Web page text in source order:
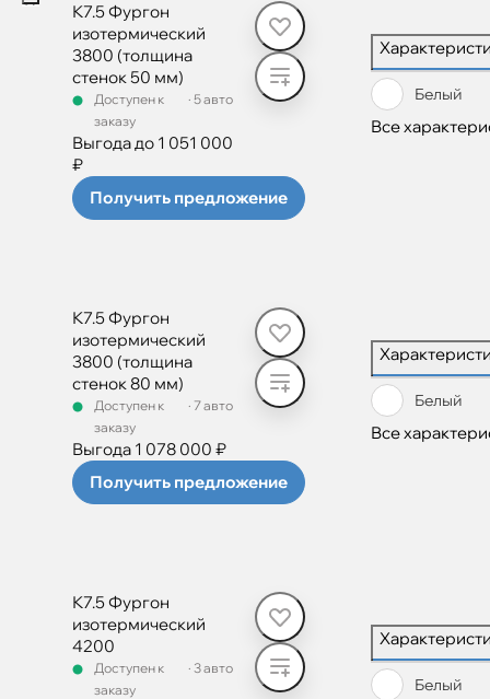
Белый
Все
К7.5 Фургон
изотермический
3800 (толщина
стенок 50 мм)
Доступен к
заказу
· 5 авто
Выгода до 1 051 000
₽
Получить предложение
Белый
Все
К7.5 Фургон
изотермический
3800 (толщина
стенок 80 мм)
Доступен к
заказу
· 7 авто
Выгода 1 078 000 ₽
Получить предложение
Белый
К7.5 Фургон
изотермический
4200
Доступен к
заказу
· 3 авто